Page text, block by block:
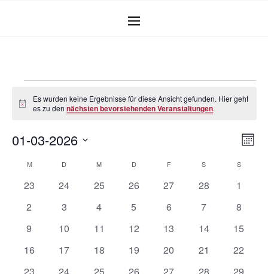
Hinweis
Es wurden keine Ergebnisse für diese Ansicht gefunden. Hier geht
es zu dennächsten bevorstehenden Veranstaltungen.
Monat
01-03-2026
wählen.
Kalender
Veranstaltungen
M D M D F S S
0
23
0
24
0
25
0
26
0
27
0
28
0
1
0
2
0
3
0
4
0
5
0
6
0
7
0
8
0
9
0
10
0
11
0
12
0
13
0
14
0
15
0
16
0
17
0
18
0
19
0
20
0
21
0
22
0
0
0
0
0
0
0